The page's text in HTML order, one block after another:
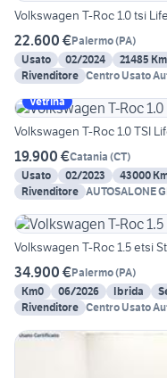
Volkswagen T-Roc 1.0 tsi
22.600 €Palermo(PA)
Usato
02/2024 21485 Km
Rivenditore Centro Usato
Vetrina
Volkswagen T-Roc 1.0 TSI
19.900 €Catania (CT)
Usato
02/2023 43000
Rivenditore AUTOSALONE
Volkswagen T-Roc 1.5 etsi
34.900 €Palermo(PA)
Km0
06/2026 Ibrida
Rivenditore Centro Usato